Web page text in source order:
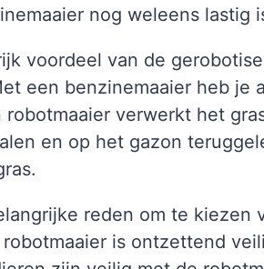
nog weleens lastig
voordeel van de
een benzinemaaier heb je
verwerkt het
en op het gazon
reden om te kiezen
is ontzettend